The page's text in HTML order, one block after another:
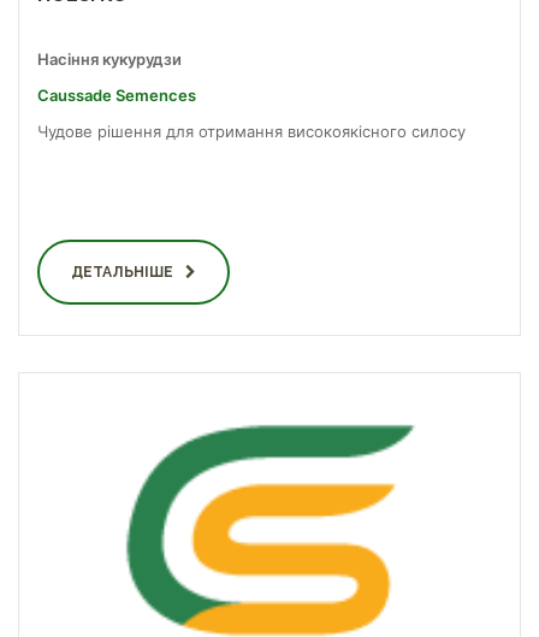
Насіння кукурудзи
Caussade Semences
Чудове рішення для отримання високоякісного силосу
ДЕТАЛЬНІШЕ